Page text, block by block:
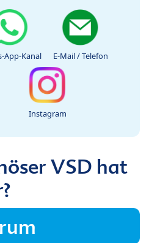
App-Kanal E-Mail / Telefon
Instagram
VSD hat